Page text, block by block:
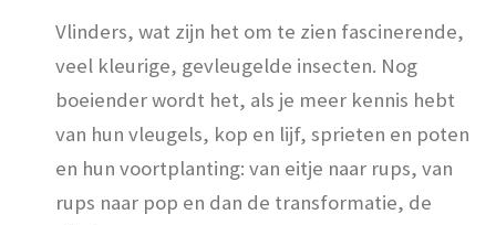
Vlinders, wat zijn het om te zien fascinerende,
veel kleurige, gevleugelde insecten. Nog
boeiender wordt het, als je meer kennis hebt
van hun vleugels, kop en lijf, sprieten en poten
en hun voortplanting: van eitje naar rups, van
rups naar pop en dan de transformatie, de